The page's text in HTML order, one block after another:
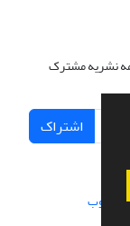
نشریه مشترک
اشتراک
سیناوب